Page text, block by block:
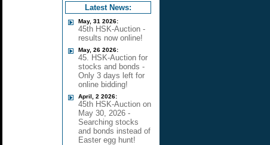
Latest News:
May, 31 2026:
45th HSK-Auction -
results now online!
May, 26 2026:
45. HSK-Auction for
stocks and bonds -
Only 3 days left for
online bidding!
April, 2 2026:
45th HSK-Auction on
May 30, 2026 -
Searching stocks
and bonds instead of
Easter egg hunt!